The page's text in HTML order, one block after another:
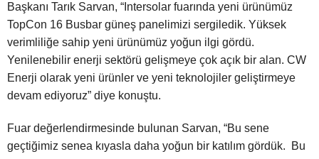
Başkanı Tarık Sarvan, “Intersolar fuarında yeni ürünümüz
TopCon 16 Busbar güneş panelimizi sergiledik. Yüksek
verimliliğe sahip yeni ürünümüz yoğun ilgi gördü.
Yenilenebilir enerji sektörü gelişmeye çok açık bir alan. CW
Enerji olarak yeni ürünler ve yeni teknolojiler geliştirmeye
devam ediyoruz” diye konuştu.
Fuar değerlendirmesinde bulunan Sarvan, “Bu sene
geçtiğimiz senea kıyasla daha yoğun bir katılım gördük. Bu